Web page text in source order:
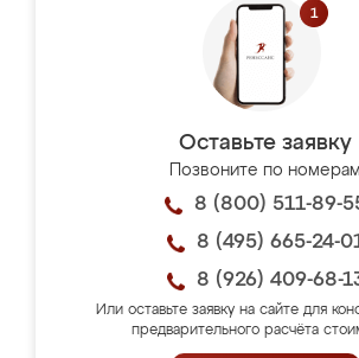
Оставьте заявку
Позвоните по номерам
8 (800) 511-89-
8 (495) 665-24-
8 (926) 409-68-
Или оставьте заявку на сайте для
предварительного расчёта